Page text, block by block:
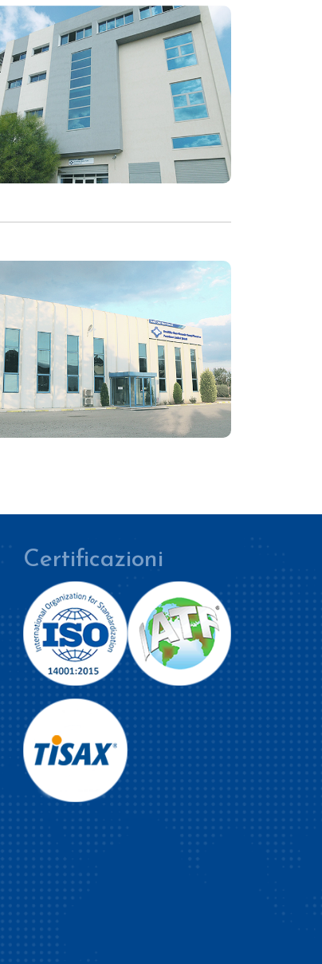
Certificazioni